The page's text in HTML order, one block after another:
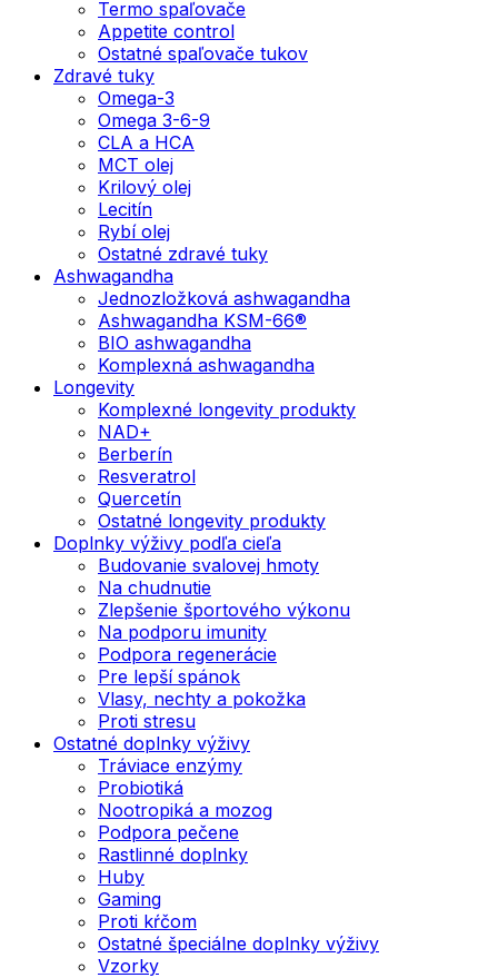
Termo spaľovače
Appetite control
Ostatné spaľovače tukov
Zdravé tuky
Omega-3
Omega 3-6-9
CLA a HCA
MCT olej
Krilový olej
Lecitín
Rybí olej
Ostatné zdravé tuky
Ashwagandha
Jednozložková ashwagandha
Ashwagandha KSM-66®
BIO ashwagandha
Komplexná ashwagandha
Longevity
Komplexné longevity produkty
NAD+
Berberín
Resveratrol
Quercetín
Ostatné longevity produkty
Doplnky výživy podľa cieľa
Budovanie svalovej hmoty
Na chudnutie
Zlepšenie športového výkonu
Na podporu imunity
Podpora regenerácie
Pre lepší spánok
Vlasy, nechty a pokožka
Proti stresu
Ostatné doplnky výživy
Tráviace enzýmy
Probiotiká
Nootropiká a mozog
Podpora pečene
Rastlinné doplnky
Huby
Gaming
Proti kŕčom
Ostatné špeciálne doplnky výživy
Vzorky